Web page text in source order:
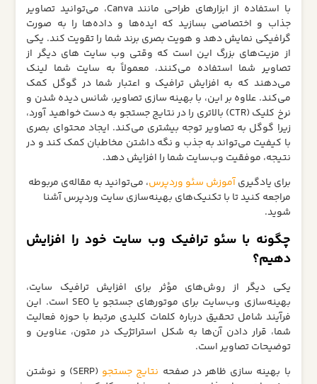
با استفاده از ابزارهای طراحی مانند Canva، می‌توانید تصاویر
جذاب و اختصاصی بسازید که ایده‌ها و داده‌ها را به صورت
گرافیکی نمایش دهد و هویت بصری برند شما را تقویت کند. یکی
از مزیت‌های بزرگ این است که وقتی وب‌ سایت‌ های دیگر از
تصاویر شما استفاده می‌کنند، معمولاً به سایت شما لینک
می‌دهند که به افزایش ترافیک و اعتبار شما در گوگل کمک
می‌کند. علاوه بر این، با بهینه‌ سازی تصاویر، شانس دیده شدن و
نرخ کلیک (CTR) بالاتری را در نتایج جستجو به دست خواهید آورد،
زیرا گوگل به تصاویر توجه بیشتری می‌کند. ایجاد محتوای بصری
با کیفیت می‌تواند به جذب و نگه داشتن مخاطبان کمک کند و در
نتیجه، موفقیت وب‌سایت شما را افزایش دهد.
برای یادگیریآموزش سئو وردپرس، می‌توانید به مقاله‌ی مربوطه
مراجعه کنید تا با تکنیک‌های بهینه‌سازی سایت وردپرس آشنا
شوید.
چگونه با سئو ترافیک وب‌ سایت خود را افزایش
دهیم؟
یکی دیگر از روش‌های مؤثر برای افزایش ترافیک سایت،
بهینه‌سازی وب‌سایت برای موتورهای جستجو یا SEO است. این
فرآیند شامل تحقیق درباره کلمات کلیدی مرتبط با حوزه فعالیت
شما، قرار دادن آن‌ها به شکل استراتژیک در متون، عناوین و
توضیحات تصاویر است.
با بهینه‌ سازی ظاهر در صفحه نتایج جستجو
(SERP) و نوشتن